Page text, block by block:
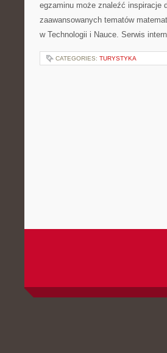
egzaminu może znaleźć inspiracje
zaawansowanych tematów
w Technologii i Nauce. Serwis
CATEGORIES: TURYSTYKA